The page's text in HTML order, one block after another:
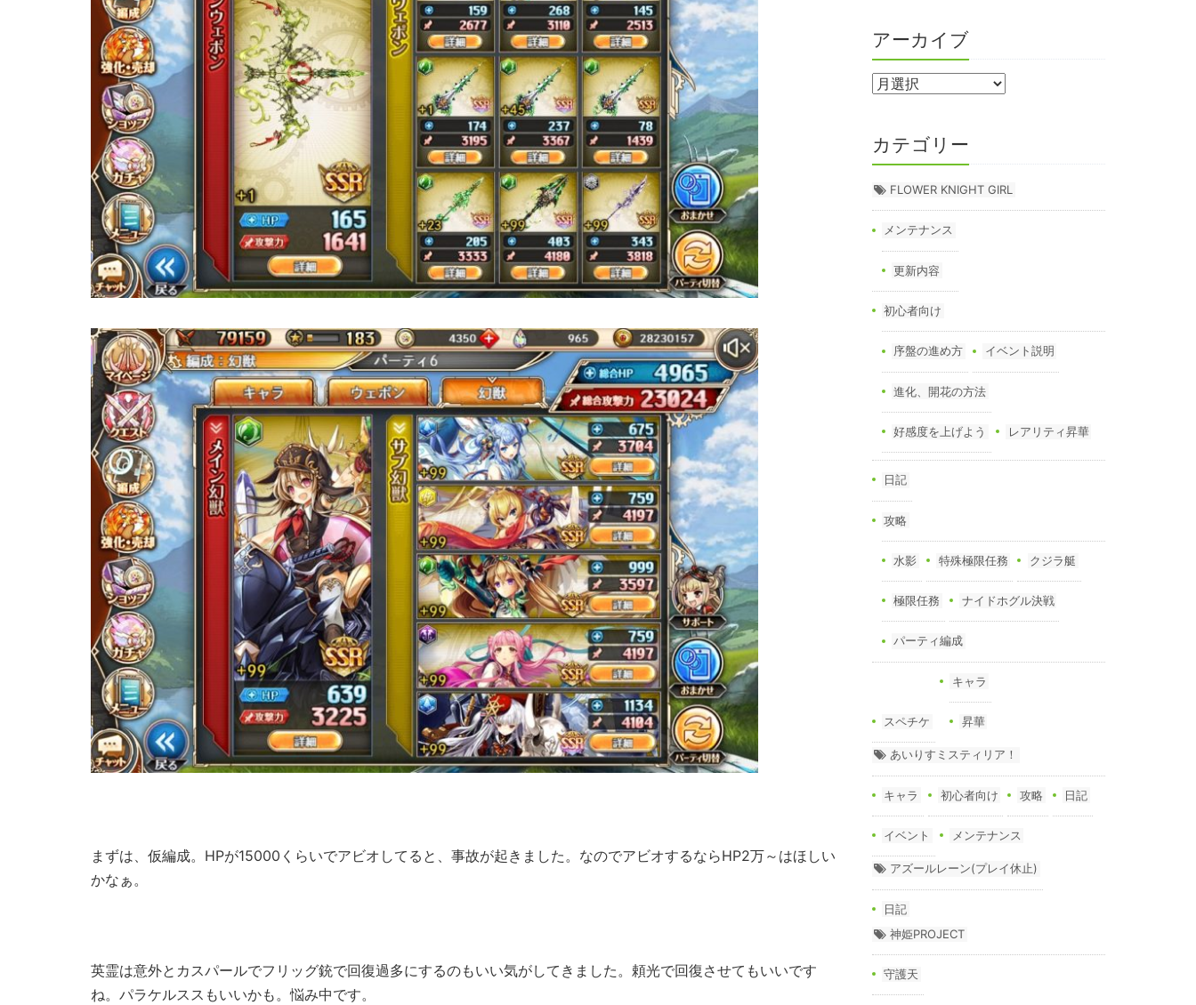
まずは、仮編成。HPが15000くらいでアビオしてると、事故が起きました。なのでアビオするならHP2万～はほしい
かなぁ。
英霊は意外とカスパールでフリッグ銃で回復過多にするのもいい気がしてきました。頼光で回復させてもいいです
ね。パラケルススもいいかも。悩み中です。
アーカイブ
カテゴリー
FLOWER KNIGHT GIRL
メンテナンス
更新内容
初心者向け
序盤の進め方 イベント説明
進化、開花の方法
好感度を上げよう レアリティ昇華
日記
攻略
水影 特殊極限任務 クジラ艇
極限任務 ナイドホグル決戦
パーティ編成
スペチケ
キャラ
昇華
あいりすミスティリア！
キャラ 初心者向け 攻略 日記
イベント メンテナンス
アズールレーン(プレイ休止)
日記
神姫PROJECT
守護天